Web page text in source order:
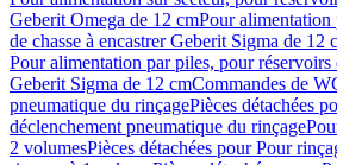
Geberit Omega de 12 cmPour alimentation
de chasse à encastrer Geberit Sigma de 12
Pour alimentation par piles, pour réservoirs
Geberit Sigma de 12 cmCommandes de
pneumatique du rinçagePièces détachées
déclenchement pneumatique du rinçage
2 volumesPièces détachées pour Pour